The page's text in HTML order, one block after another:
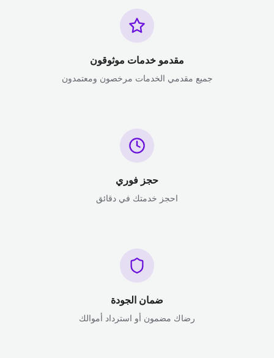
مقدمو خدمات موثوقون
جميع مقدمي الخدمات مرخصون ومعتمدون
حجز فوري
احجز خدمتك في دقائق
ضمان الجودة
رضاك مضمون أو استرداد أموالك